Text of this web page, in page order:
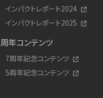
インパクトレポート2024
インパクトレポート2025
周年コンテンツ
7周年記念コンテンツ
5周年記念コンテンツ